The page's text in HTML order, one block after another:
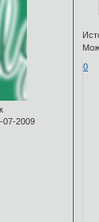
07-2009
0